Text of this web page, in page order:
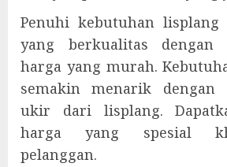
Penuhi kebutuhan
yang berkualitas dengan
harga yang murah.
semakin menarik dengan
ukir dari lisplang.
harga yang spesial
pelanggan.